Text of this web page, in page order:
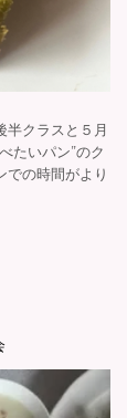
半クラスと５月
たいパン”のク
での時間がより